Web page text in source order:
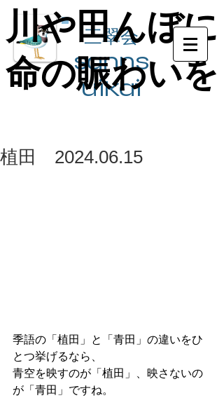
三翠会
sanns
ui​kai
川や田んぼに
川や田んぼに
命の賑わいを
命の賑わいを
植田 2024.06.15
季語の「植田」と「青田」の違いをひ
とつ挙げるなら、
青空を映すのが「植田」、映さないの
が「青田」ですね。